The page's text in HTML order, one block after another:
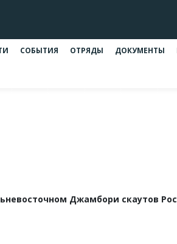
СОБЫТИЯ ОТРЯДЫ ДОКУМЕНТЫ
Джамбори скаутов